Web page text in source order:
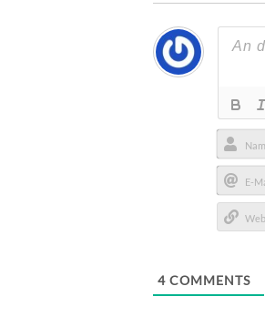
Name*
E-
Mail*
4 COMMENTS